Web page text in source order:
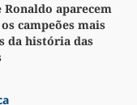
Ronaldo aparecem
campeões mais
da história das